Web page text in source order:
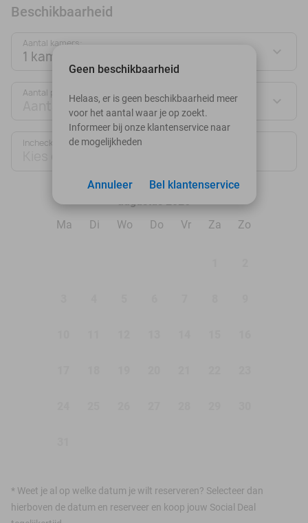
Beschikbaarheid
Aantal kamers:
1 kamer
Aantal personen:
Aantal personen
Inchecken
Ma
Di Wo Do Vr Za Zo
* Weet je al op welke datum je wilt reserveren? Selecteer dan
hierboven de datum en reserveer en koop jouw Social Deal
Geen beschikbaarheid
Helaas, er is geen beschikbaarheid meer
voor het aantal waar je op zoekt.
Informeer bij onze klantenservice naar
de mogelijkheden
Bel klantenservice
Annuleer